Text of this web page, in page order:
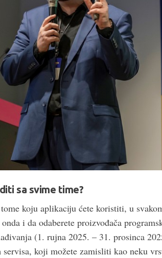
sa svime time?
koju aplikaciju ćete koristiti, u
i da odaberete proizvođača
(1. rujna 2025. – 31. prosinca
servisa, koji možete zamisliti kao neku